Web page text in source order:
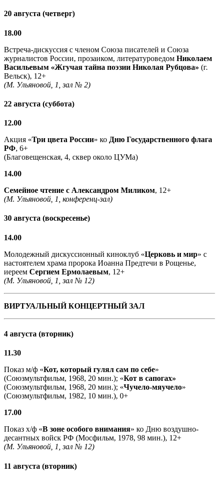
20 августа (четверг)
18.00
Встреча-дискуссия с членом Союза писателей и Союза
журналистов России, прозаиком, литературоведом Николаем
Васильевым «Жгучая тайна поэзии Николая Рубцова» (г.
Вельск), 12+
(М. Ульяновой, 1, зал № 2)
22 августа (суббота)
12.00
Акция «Три цвета России» ко Дню Государственного флага
РФ, 6+
(Благовещенская, 4, сквер около ЦУМа)
14.00
Семейное чтение с Александром Миликом, 12+
(М. Ульяновой, 1, конференц-зал)
30 августа (воскресенье)
14.00
Молодежный дискуссионный киноклуб «Церковь и мир» с
настоятелем храма пророка Иоанна Предтечи в Рощенье,
иереем Сергием Ермолаевым, 12+
(М. Ульяновой, 1, зал № 12)
ВИРТУАЛЬНЫЙ КОНЦЕРТНЫЙ ЗАЛ
4 августа (вторник)
11.30
Показ м/ф «Кот, который гулял сам по себе»
(Союзмультфильм, 1968, 20 мин.); «Кот в сапогах»
(Союзмультфильм, 1968, 20 мин.); «Чучело-мяучело»
(Союзмультфильм, 1982, 10 мин.), 0+
17.00
Показ х/ф «В зоне особого внимания» ко Дню воздушно-
десантных войск РФ (Мосфильм, 1978, 98 мин.), 12+
(М. Ульяновой, 1, зал № 12)
11 августа (вторник)